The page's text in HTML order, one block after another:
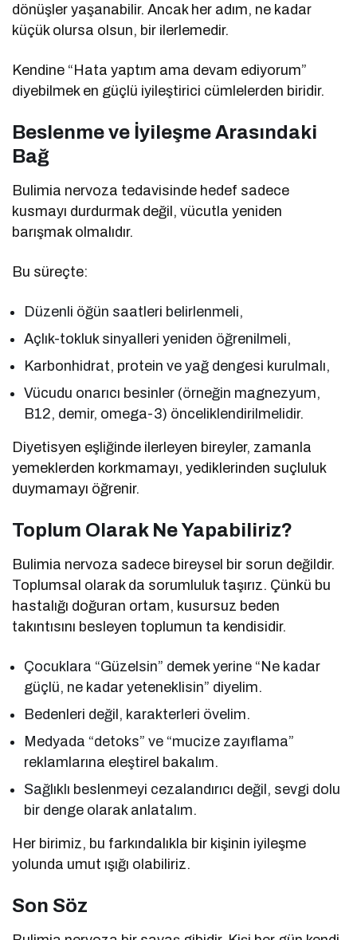
dönüşler yaşanabilir. Ancak her adım, ne kadar
küçük olursa olsun, bir ilerlemedir.
Kendine “Hata yaptım ama devam ediyorum”
diyebilmek en güçlü iyileştirici cümlelerden biridir.
Beslenme ve İyileşme Arasındaki
Bağ
Bulimia nervoza tedavisinde hedef sadece
kusmayı durdurmak değil, vücutla yeniden
barışmak olmalıdır.
Bu süreçte:
Düzenli öğün saatleri belirlenmeli,
Açlık-tokluk sinyalleri yeniden öğrenilmeli,
Karbonhidrat, protein ve yağ dengesi kurulmalı,
Vücudu onarıcı besinler (örneğin magnezyum,
B12, demir, omega-3) önceliklendirilmelidir.
Diyetisyen eşliğinde ilerleyen bireyler, zamanla
yemeklerden korkmamayı, yediklerinden suçluluk
duymamayı öğrenir.
Toplum Olarak Ne Yapabiliriz?
Bulimia nervoza sadece bireysel bir sorun değildir.
Toplumsal olarak da sorumluluk taşırız. Çünkü bu
hastalığı doğuran ortam, kusursuz beden
takıntısını besleyen toplumun ta kendisidir.
Çocuklara “Güzelsin” demek yerine “Ne kadar
güçlü, ne kadar yeteneklisin” diyelim.
Bedenleri değil, karakterleri övelim.
Medyada “detoks” ve “mucize zayıflama”
reklamlarına eleştirel bakalım.
Sağlıklı beslenmeyi cezalandırıcı değil, sevgi dolu
bir denge olarak anlatalım.
Her birimiz, bu farkındalıkla bir kişinin iyileşme
yolunda umut ışığı olabiliriz.
Son Söz